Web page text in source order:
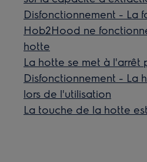
Disfonctionnement - La
Hob2Hood ne
hotte
La hotte se met à l'arrêt
Disfonctionnement - La
lors de l'utilisation
La touche de la hotte